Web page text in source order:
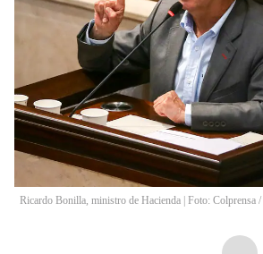
Ricardo Bonilla, ministro de Hacienda | Foto: Colprensa /